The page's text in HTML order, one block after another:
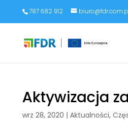
787 682 912
Aktywizacja
wrz 28, 2020 | Aktualności,